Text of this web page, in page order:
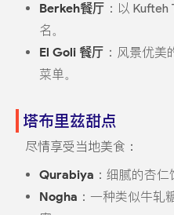
Berkeh餐厅 ：以
名。
El Goli 餐厅 ：风景优
菜单。
塔布里兹甜点
尽情享受当地美食：
Qurabiya ：细腻的杏仁
Nogha ：一种类似牛轧